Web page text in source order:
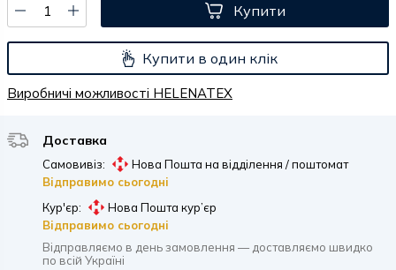
Купити
Купити в один клік
Виробничі можливості HELENATEX
Доставка
Самовивіз:
Нова Пошта на відділення / поштомат
Відправимо сьогодні
Кур'єр:
Нова Пошта кур’єр
Відправимо сьогодні
Відправляємо в день замовлення — доставляємо швидко
по всій Україні